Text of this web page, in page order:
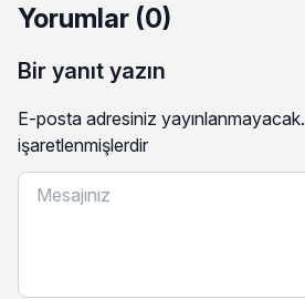
Yorumlar (0)
Bir yanıt yazın
E-posta adresiniz yayınlanmayacak.
işaretlenmişlerdir